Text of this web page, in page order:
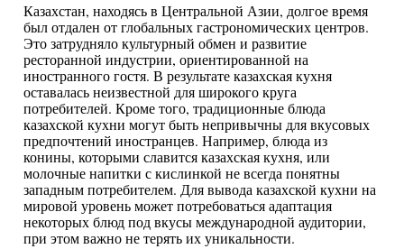
Казахстан, находясь в Центральной Азии, долгое время
был отдален от глобальных гастрономических центров.
Это затрудняло культурный обмен и развитие
ресторанной индустрии, ориентированной на
иностранного гостя. В результате казахская кухня
оставалась неизвестной для широкого круга
потребителей. Кроме того, традиционные блюда
казахской кухни могут быть непривычны для вкусовых
предпочтений иностранцев. Например, блюда из
конины, которыми славится казахская кухня, или
молочные напитки с кислинкой не всегда понятны
западным потребителем. Для вывода казахской кухни на
мировой уровень может потребоваться адаптация
некоторых блюд под вкусы международной аудитории,
при этом важно не терять их уникальности.